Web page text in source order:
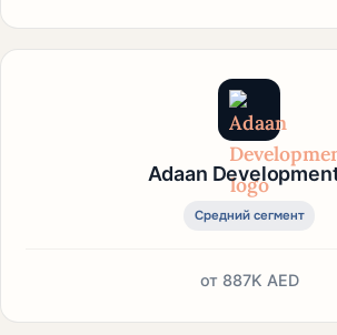
Adaan
Средний сегмент
от 887K AED